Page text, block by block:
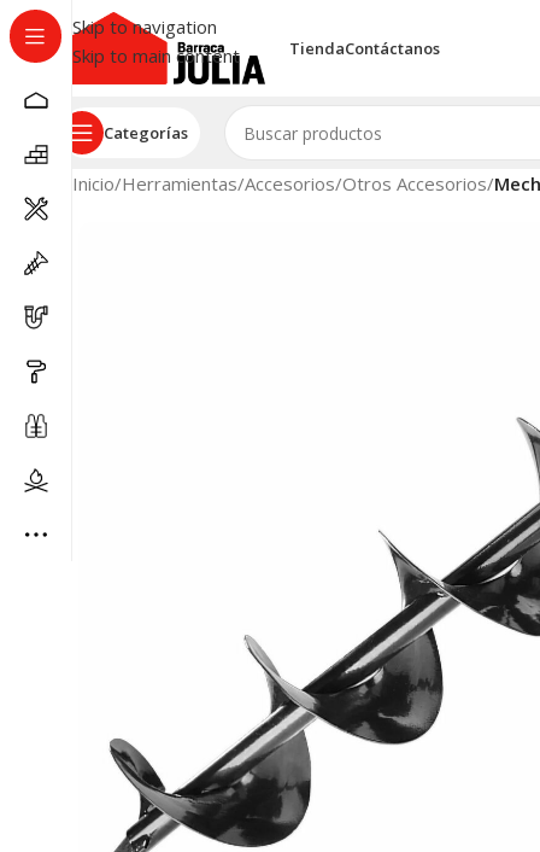
Skip to navigation
Skip to main content
TiendaContáctanos
Categorías
Inicio/Herramientas/Accesorios/Otros Accesorios/